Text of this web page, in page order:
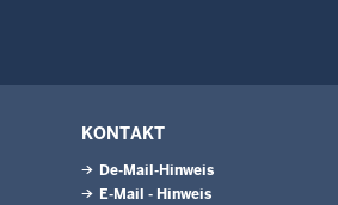
KONTAKT
De-Mail-Hinweis
E-Mail - Hinweis